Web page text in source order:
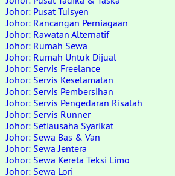
Johor: Pusat Tuisyen
Johor: Rancangan Perniagaan
Johor: Rawatan Alternatif
Johor: Rumah Sewa
Johor: Rumah Untuk Dijual
Johor: Servis Freelance
Johor: Servis Keselamatan
Johor: Servis Pembersihan
Johor: Servis Pengedaran Risalah
Johor: Servis Runner
Johor: Setiausaha Syarikat
Johor: Sewa Bas & Van
Johor: Sewa Jentera
Johor: Sewa Kereta Teksi Limo
Johor: Sewa Lori